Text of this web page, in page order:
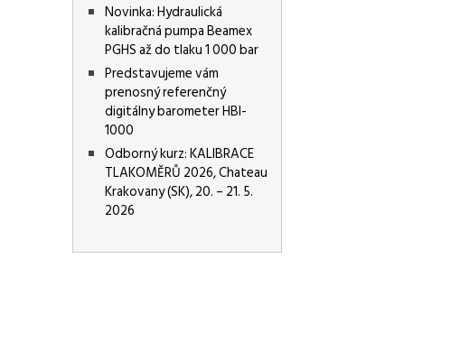
Novinka: Hydraulická
kalibračná pumpa Beamex
PGHS až do tlaku 1 000 bar
Predstavujeme vám
prenosný referenčný
digitálny barometer HBI-
1000
Odborný kurz: KALIBRACE
TLAKOMĚRŮ 2026, Chateau
Krakovany (SK), 20. – 21. 5.
2026